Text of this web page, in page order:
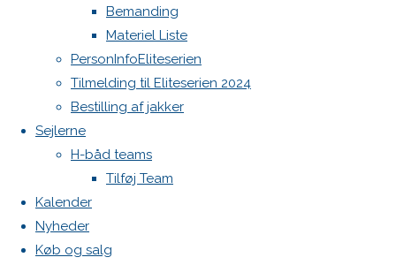
Bemanding
Materiel Liste
PersonInfoEliteserien
Tilmelding til Eliteserien 2024
Bestilling af jakker
Sejlerne
H-båd teams
Tilføj Team
Kalender
Nyheder
Køb og salg
vil ikke
blive
publiceret.
Krævede
felter er
markeret
med*
Comment